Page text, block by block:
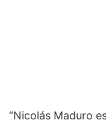
“Nicolás Maduro